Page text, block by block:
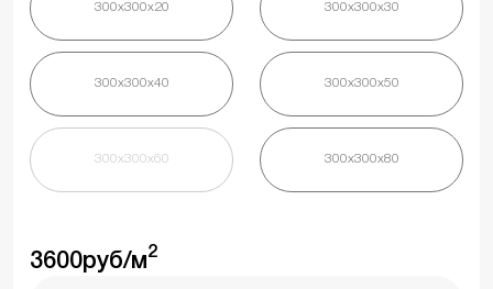
300х300х20 300х300х30
300х300х40 300х300х50
300х300х60 300х300х80
3600руб/м2